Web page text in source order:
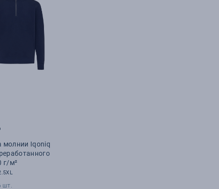
молнии Iqoniq
г/м²
шт.